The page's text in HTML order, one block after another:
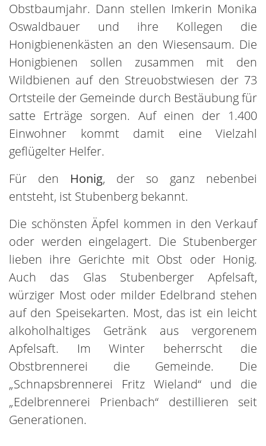
Obstbaumjahr. Dann stellen Imkerin Monika
Oswaldbauer und ihre Kollegen die
Honigbienenkästen an den Wiesensaum. Die
Honigbienen sollen zusammen mit den
Wildbienen auf den Streuobstwiesen der 73
Ortsteile der Gemeinde durch Bestäubung für
satte Erträge sorgen. Auf einen der 1.400
Einwohner kommt damit eine Vielzahl
geflügelter Helfer.
Für den Honig, der so ganz nebenbei
entsteht, ist Stubenberg bekannt.
Die schönsten Äpfel kommen in den Verkauf
oder werden eingelagert. Die Stubenberger
lieben ihre Gerichte mit Obst oder Honig.
Auch das Glas Stubenberger Apfelsaft,
würziger Most oder milder Edelbrand stehen
auf den Speisekarten. Most, das ist ein leicht
alkoholhaltiges Getränk aus vergorenem
Apfelsaft. Im Winter beherrscht die
Obstbrennerei die Gemeinde. Die
„Schnapsbrennerei Fritz Wieland“ und die
„Edelbrennerei Prienbach“ destillieren seit
Generationen.